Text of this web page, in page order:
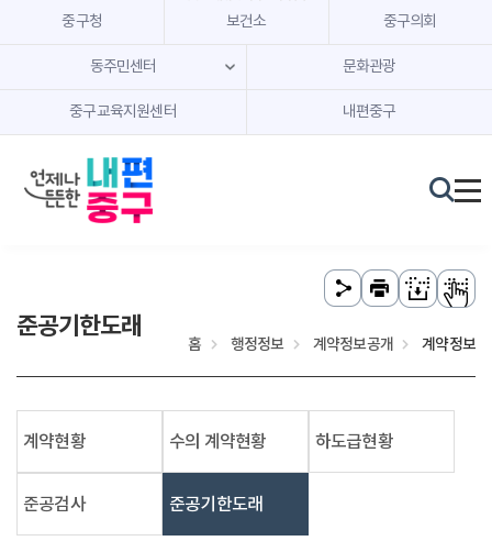
본문 내용 바로가기
주메뉴 바로가기
중구청 보건소 중구의회
동주민센터 문화관광
중구교육지원센터 내편중구
준공기한도래
홈 행정정보 계약정보공개 계약정보
계약현황 수의 계약현황 하도급현황
준공검사 준공기한도래